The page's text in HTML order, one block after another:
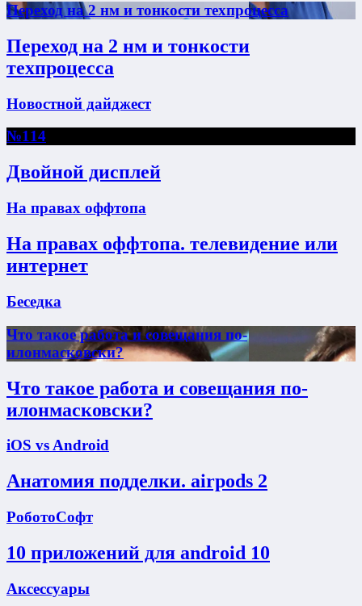
Переход на 2 нм и тонкости техпроцесса
Переход на 2 нм и тонкости
техпроцесса
Новостной дайджест
№114
Двойной дисплей
На правах оффтопа
На правах оффтопа. телевидение или
интернет
Беседка
Что такое работа и совещания по-
илонмасковски?
Что такое работа и совещания по-
илонмасковски?
iOS vs Android
Анатомия подделки. airpods 2
РоботоСофт
10 приложений для android 10
Аксессуары